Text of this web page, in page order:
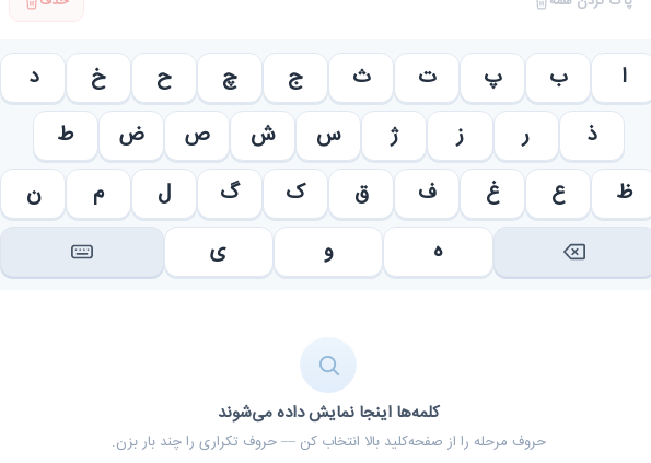
ا ب پ ت ث ج چ ح خ
د
ذ
ر ز ژ س ش ص ض
ط
ظ
ع غ ف ق ک گ ل م
ن
ه
و ی
کلمه‌ها اینجا نمایش داده می‌شوند
حروف مرحله را از صفحه‌کلید بالا انتخاب کن — حروف تکراری را چند بار بزن.